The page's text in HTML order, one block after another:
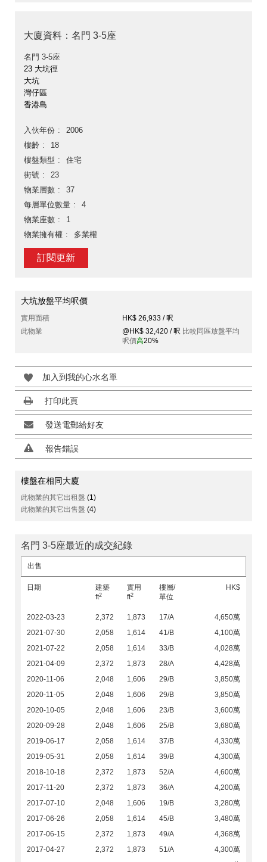
大廈資料：名門 3-5座
名門 3-5座
23 大坑徑
大坑
灣仔區
香港島
入伙年份
2006
樓齡
18
樓盤類型
住宅
街號
23
物業層數
37
每層單位數量
4
物業座數
1
物業擁有權
多業權
訂閱更新
大坑放盤平均呎價
實用面積
HK$ 26,933 / 呎
此物業
@HK$ 32,420 / 呎 比較同區放盤平均
呎價高20%
加入到我的心水名單
打印此頁
發送電郵給好友
報告錯誤
樓盤在相同大廈
此物業的其它出租盤 (1)
此物業的其它出售盤 (4)
名門 3-5座最近的成交紀錄
出售
日期
建築
ft2
實用
ft2
樓層/
單位
HK$
2022-03-23 2,372 1,873 17/A
4,650萬
2021-07-30
2,058 1,614 41/B
4,100萬
2021-07-22
2,058 1,614 33/B
4,028萬
2021-04-09
2,372 1,873 28/A
4,428萬
2020-11-06
2,048 1,606 29/B
3,850萬
2020-11-05
2,048 1,606 29/B
3,850萬
2020-10-05
2,048 1,606 23/B
3,600萬
2020-09-28
2,048 1,606 25/B
3,680萬
2019-06-17
2,058 1,614 37/B
4,330萬
2019-05-31
2,058 1,614 39/B
4,300萬
2018-10-18
2,372 1,873 52/A
4,600萬
2017-11-20
2,372 1,873 36/A
4,200萬
2017-07-10
2,048 1,606 19/B
3,280萬
2017-06-26
2,058 1,614 45/B
3,480萬
2017-06-15
2,372 1,873 49/A
4,368萬
2017-04-27
2,372 1,873 51/A
4,300萬